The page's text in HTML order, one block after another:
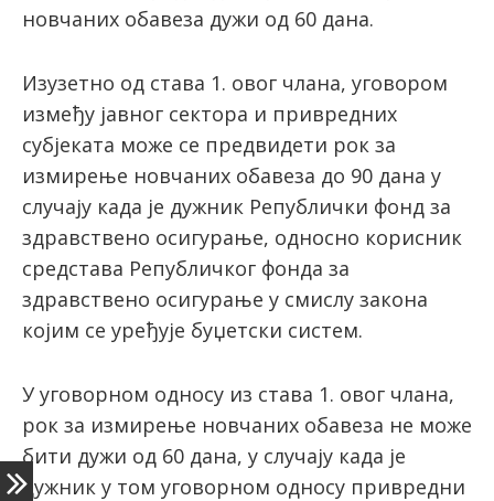
новчаних обавеза дужи од 60 дана.
Изузетно од става 1. овог члана, уговором
између јавног сектора и привредних
субјеката може се предвидети рок за
измирење новчаних обавеза до 90 дана у
случају када је дужник Републички фонд за
здравствено осигурање, односно корисник
средстава Републичког фонда за
здравствено осигурање у смислу закона
којим се уређује буџетски систем.
У уговорном односу из става 1. овог члана,
рок за измирење новчаних обавеза не може
бити дужи од 60 дана, у случају када је
дужник у том уговорном односу привредни